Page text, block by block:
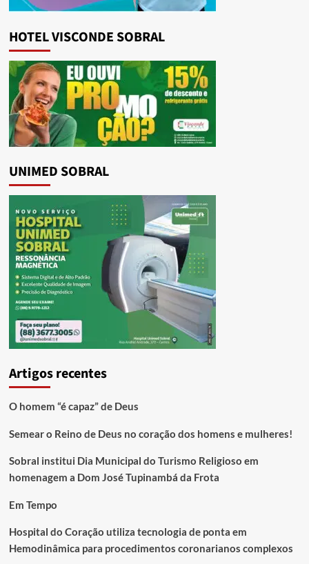
HOTEL VISCONDE SOBRAL
UNIMED SOBRAL
Artigos recentes
O homem “é capaz” de Deus
Semear o Reino de Deus no coração dos homens e mulheres!
Sobral institui Dia Municipal do Turismo Religioso em
homenagem a Dom José Tupinambá da Frota
Em Tempo
Hospital do Coração utiliza tecnologia de ponta em
Hemodinâmica para procedimentos coronarianos complexos